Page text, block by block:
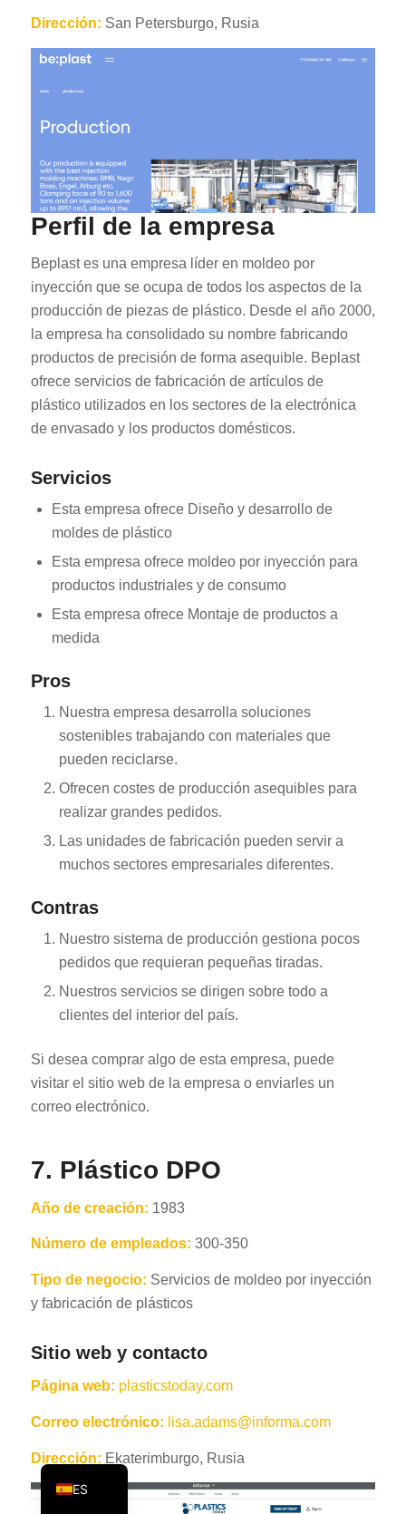
Dirección: San Petersburgo, Rusia
Perfil de la empresa
Beplast es una empresa líder en moldeo por
inyección que se ocupa de todos los aspectos de la
producción de piezas de plástico. Desde el año 2000,
la empresa ha consolidado su nombre fabricando
productos de precisión de forma asequible. Beplast
ofrece servicios de fabricación de artículos de
plástico utilizados en los sectores de la electrónica
de envasado y los productos domésticos.
Servicios
Esta empresa ofrece Diseño y desarrollo de
moldes de plástico
Esta empresa ofrece moldeo por inyección para
productos industriales y de consumo
Esta empresa ofrece Montaje de productos a
medida
Pros
Nuestra empresa desarrolla soluciones
sostenibles trabajando con materiales que
pueden reciclarse.
Ofrecen costes de producción asequibles para
realizar grandes pedidos.
Las unidades de fabricación pueden servir a
muchos sectores empresariales diferentes.
Contras
Nuestro sistema de producción gestiona pocos
pedidos que requieran pequeñas tiradas.
Nuestros servicios se dirigen sobre todo a
clientes del interior del país.
Si desea comprar algo de esta empresa, puede
visitar el sitio web de la empresa o enviarles un
correo electrónico.
7. Plástico DPO
Año de creación: 1983
Número de empleados: 300-350
Tipo de negocio: Servicios de moldeo por inyección
y fabricación de plásticos
Sitio web y contacto
Página web: plasticstoday.com
Correo electrónico: lisa.adams@informa.com
Dirección: Ekaterimburgo, Rusia
ES
EN
IT
NL
PL
TR
KO
CS
NB
ES_MX